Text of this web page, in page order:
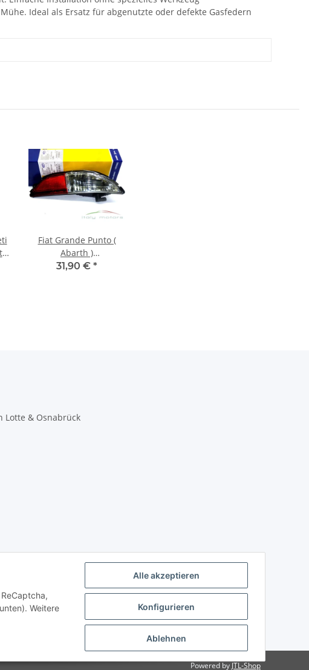
Alle akzeptieren
Konfigurieren
Ablehnen
Weitere
Ideal als Ersatz für abgenutzte oder defekte Gasfedern
Fiat Grande Punto (
Abarth )
Rückfahrscheinwerfer
31,90 € *
Lotte & Osnabrück
Powered by JTL-Shop